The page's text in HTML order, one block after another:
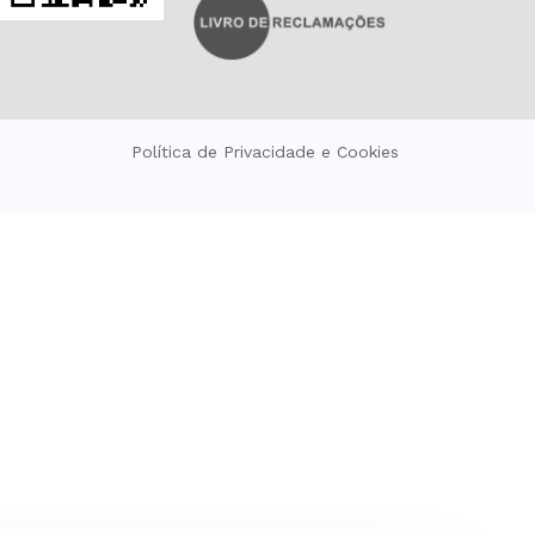
Política de Privacidade e Cookies